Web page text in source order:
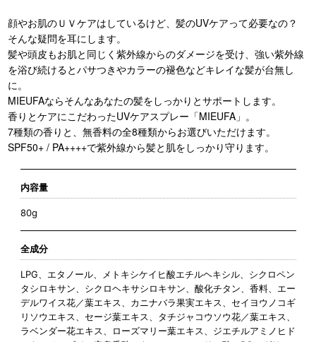
顔やお肌のＵＶケアはしているけど、髪のUVケアって必要なの？
そんな疑問を耳にします。
髪や頭皮もお肌と同じく紫外線からのダメージを受け、強い紫外線
を浴び続けるとパサつきやカラーの褪色などキレイな髪が台無し
に。
MIEUFAならそんなあなたの髪をしっかりとサポートします。
香りとケアにこだわったUVケアスプレー「MIEUFA」。
7種類の香りと、無香料の全8種類からお選びいただけます。
SPF50+ / PA++++で紫外線から髪と肌をしっかり守ります。
内容量
80g
全成分
LPG、エタノール、メトキシケイヒ酸エチルヘキシル、シクロペン
タシロキサン、シクロヘキサシロキサン、酸化チタン、香料、エー
デルワイス花／葉エキス、カニナバラ果実エキス、セイヨウノコギ
リソウエキス、セージ葉エキス、タチジャコウソウ花／葉エキス、
ラベンダー花エキス、ローズマリー葉エキス、ジエチルアミノヒド